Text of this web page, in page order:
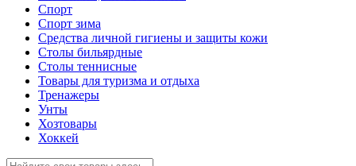
Спорт
Спорт зима
Средства личной гигиены и защиты кожи
Столы бильярдные
Столы теннисные
Товары для туризма и отдыха
Тренажеры
Унты
Хозтовары
Хоккей